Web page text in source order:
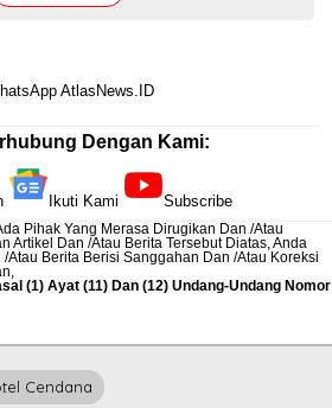
AtlasNews.ID
Dengan Kami:
Ikuti Kami Subscribe
Pihak Yang Merasa Dirugikan Dan /Atau
Artikel Dan /Atau Berita Tersebut Diatas, Anda
Atau Berita Berisi Sanggahan Dan /Atau Koreksi
(1) Ayat (11) Dan (12) Undang-Undang Nomor
Cendana